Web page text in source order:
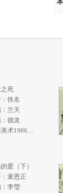
死
佚名
兰天
德龙
爱（下）
：童恩正
李瑩